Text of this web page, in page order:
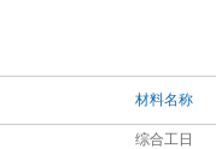
材料名称
综合工日